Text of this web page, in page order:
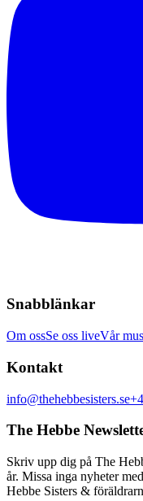
Snabblänkar
Om ossSe oss liveVår
Kontakt
info@thehebbesisters.se
The Hebbe
Skriv upp dig på The
år. Missa inga nyheter
Hebbe Sisters &